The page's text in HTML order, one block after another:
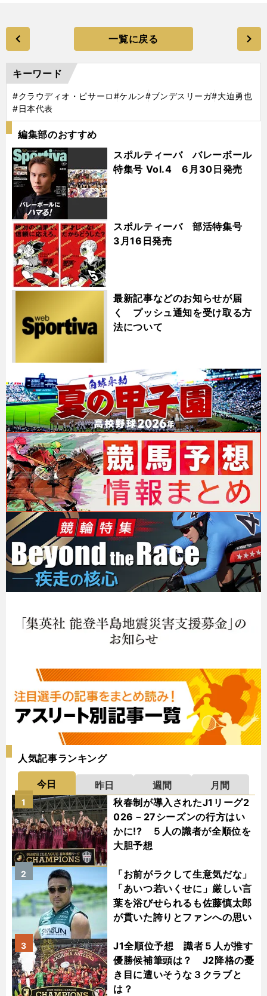
一覧に戻る
キーワード
#クラウディオ・ピサーロ#ケルン#ブンデスリーガ#大迫勇也
#日本代表
編集部のおすすめ
スポルティーバ バレーボール
特集号 Vol.4 6月30日発売
スポルティーバ 部活特集号
3月16日発売
最新記事などのお知らせが届
く プッシュ通知を受け取る方
法について
人気記事ランキング
今日 昨日 週間
月間
秋春制が導入されたJ1リーグ2
026－27シーズンの行方はい
かに!? ５人の識者が全順位を
大胆予想
1
「お前がラクして生意気だな」
「あいつ若いくせに」厳しい言
葉を浴びせられるも佐藤慎太郎
が貫いた誇りとファンへの思い
2
J1全順位予想 識者５人が推す
優勝候補筆頭は？ J2降格の憂
き目に遭いそうな３クラブと
は？
3